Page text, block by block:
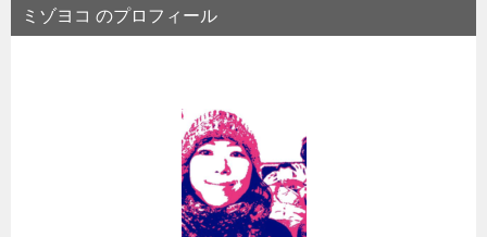
ミゾヨコ のプロフィール